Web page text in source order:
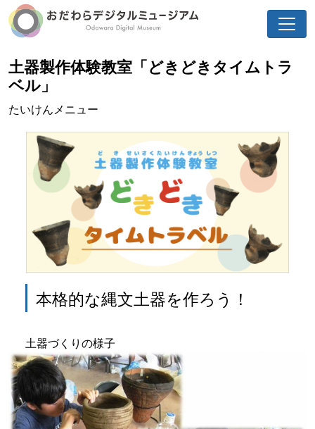
土器製作体験教室「どきどきタイムトラ
ベル」
たいけんメニュー
本格的な縄文土器を作ろう！
土器づくりの様子